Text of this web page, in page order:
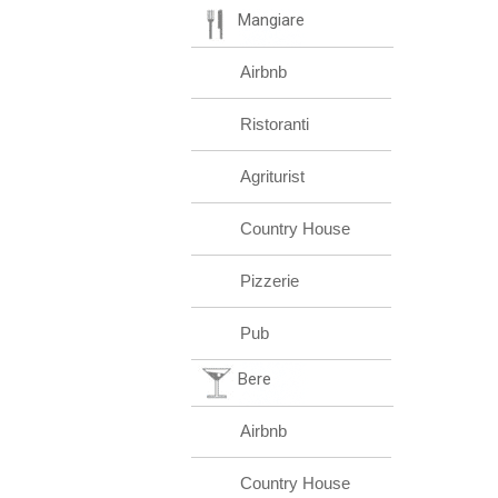
Mangiare
Airbnb
Ristoranti
Agriturist
Country House
Pizzerie
Pub
Bere
Airbnb
Country House